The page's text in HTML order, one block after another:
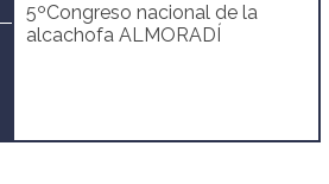
5ºCongreso nacional de la
alcachofa ALMORADÍ